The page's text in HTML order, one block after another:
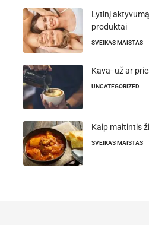
Lytinį
produktai
SVEIKAS MAISTAS
Kava- už ar
UNCATEGORIZED
Kaip maitintis
SVEIKAS MAISTAS